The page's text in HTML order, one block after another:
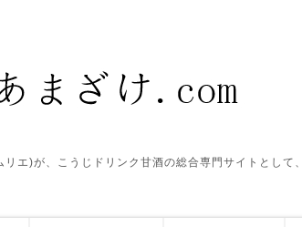
リエ)が、こうじドリンク甘酒の総合専門サイトとし